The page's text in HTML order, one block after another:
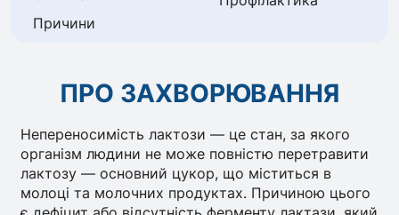
Причини
ПРО ЗАХВОРЮВАННЯ
Непереносимість лактози — це стан, за якого
організм людини не може повністю перетравити
лактозу — основний цукор, що міститься в
молоці та молочних продуктах. Причиною цього